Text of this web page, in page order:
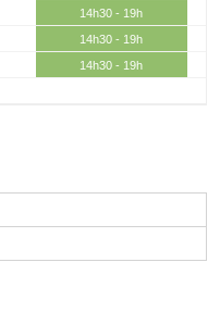
14h30 - 19h
14h30 - 19h
14h30 - 19h